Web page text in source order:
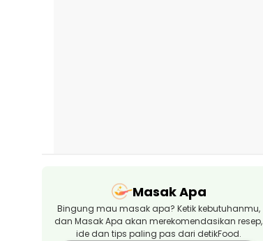
Masak Apa
Bingung mau masak apa? Ketik kebutuhanmu,
dan Masak Apa akan merekomendasikan resep,
ide dan tips paling pas dari detikFood.